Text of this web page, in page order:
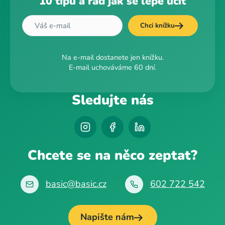
Chci knížku
Na e-mail dostanete jen knížku.
E-mail uchováváme 60 dní.
Sledujte nás
Chcete se na něco zeptat?
basic@basic.cz 602 722 542
Napište nám